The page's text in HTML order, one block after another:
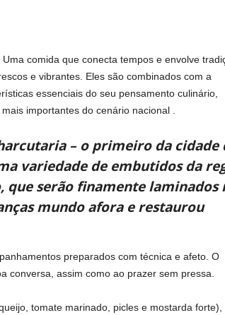
comida que conecta tempos e envolve
e vibrantes. Eles são combinados com a
essenciais do seu pensamento culinário,
importantes do cenário nacional .
– o primeiro da cidade
variedade de embutidos da
que serão finamente laminados
mundo afora e restaurou
preparados com técnica e afeto. O
conversa, assim como ao prazer sem pressa.
tomate marinado, picles e mostarda forte),